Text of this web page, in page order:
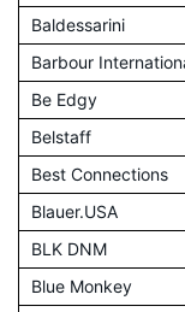
Baldessarini
Barbour
Be Edgy
Belstaff
Best Connections
Blauer.USA
BLK DNM
Blue Monkey